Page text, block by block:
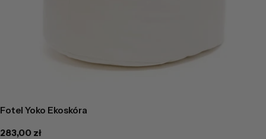
Fotel Yoko Ekoskóra
Cena
283,00 zł